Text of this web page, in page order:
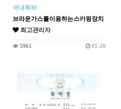
국내특허
브라운가스를이용하는스카핑장치
최고관리자
5961 01-20